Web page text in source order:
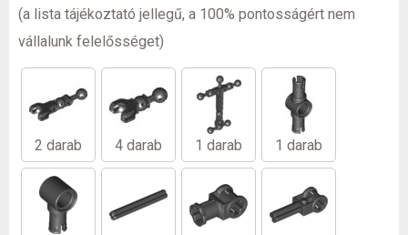
(a lista tájékoztató jellegű, a 100% pontosságért nem
vállalunk felelősséget)
2 darab 4 darab 1 darab 1 darab